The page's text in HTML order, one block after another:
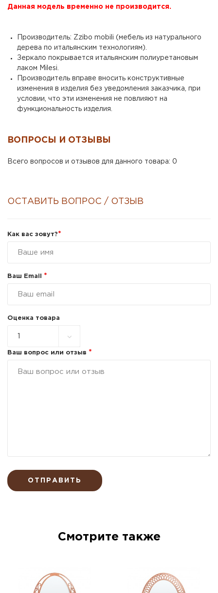
Данная модель временно не производится.
Производитель: Zzibo mobili (мебель из натурального
дерева по итальянским технологиям).
Зеркало покрывается итальянским полиуретановым
лаком Milesi.
Производитель вправе вносить конструктивные
изменения в изделия без уведомления заказчика, при
условии, что эти изменения не повлияют на
функциональность изделия.
ВОПРОСЫ И ОТЗЫВЫ
Всего вопросов и отзывов для данного товара: 0
ОСТАВИТЬ ВОПРОС / ОТЗЫВ
Как вас зовут?*
Ваш Email *
Оценка товара
Ваш вопрос или отзыв *
ОТПРАВИТЬ
Смотрите также